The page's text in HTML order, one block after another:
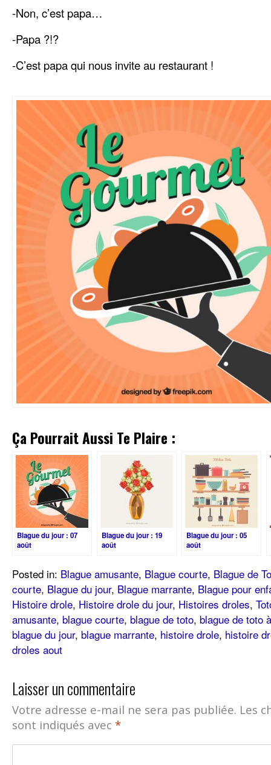
-Non, c’est papa…
-Papa ?!?
-C’est papa qui nous invite au restaurant !
Ça Pourrait Aussi Te Plaire :
Blague du jour : 07
août
Blague du jour : 19
août
Blague du jour : 05
août
Posted in: Blague amusante, Blague courte, Blague de
courte, Blague du jour, Blague marrante, Blague pour
Histoire drole, Histoire drole du jour, Histoires droles,
amusante, blague courte, blague de toto, blague de toto
blague du jour, blague marrante, histoire drole, histoire
droles aout
Laisser un commentaire
Votre adresse e-mail ne sera pas publiée. Les
sont indiqués avec *